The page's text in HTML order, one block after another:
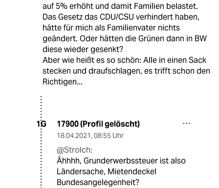
auf 5% erhöht und damit Familien belastet.
Das Gesetz das CDU/CSU verhindert haben,
hätte für mich als Familienvater nichts
geändert. Oder hätten die Grünen dann in BW
diese wieder gesenkt?
Aber wie heißt es so schön: Alle in einen Sack
stecken und draufschlagen, es trifft schon den
Richtigen...
1G 17900 (Profil gelöscht)
18.04.2021, 08:55 Uhr
@Strolch:
Ähhhh, Grunderwerbssteuer ist also
Ländersache, Mietendeckel
Bundesangelegenheit?